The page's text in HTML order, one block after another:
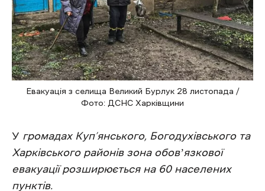
Евакуація з селища Великий Бурлук 28 листопада /
Фото: ДСНС Харківщини
У громадах Куп’янського, Богодухівського та
Харківського районів зона обовʼязкової
евакуації розширюється на 60 населених
пунктів.